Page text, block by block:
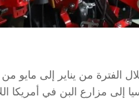
الفترة من يناير إلى مايو
ومن حقول الأرز في جنوب شرق آسيا إلى مزارع